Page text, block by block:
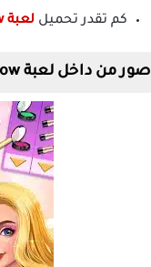
كم تقدر تحميل لعبة Fashion show
صور من داخل لعبة Fashion Show